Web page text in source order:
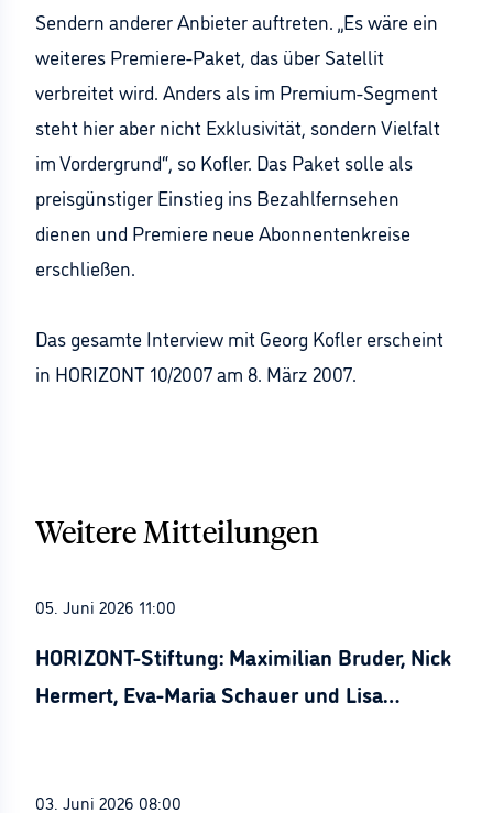
Sendern anderer Anbieter auftreten. „Es wäre ein
weiteres Premiere-Paket, das über Satellit
verbreitet wird. Anders als im Premium-Segment
steht hier aber nicht Exklusivität, sondern Vielfalt
im Vordergrund“, so Kofler. Das Paket solle als
preisgünstiger Einstieg ins Bezahlfernsehen
dienen und Premiere neue Abonnentenkreise
erschließen.
Das gesamte Interview mit Georg Kofler erscheint
in HORIZONT 10/2007 am 8. März 2007.
Weitere Mitteilungen
05. Juni 2026 11:00
HORIZONT-Stiftung: Maximilian Bruder, Nick
Hermert, Eva-Maria Schauer und Lisa
03. Juni 2026 08:00